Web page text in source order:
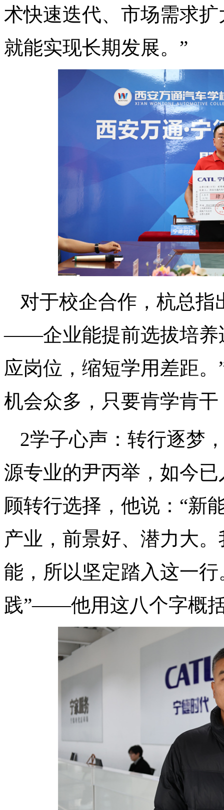
术快速迭代、市场需求
就能实现长期发展。”
对于校企合作，杭总指
——企业能提前选拔培养
应岗位，缩短学用差距
机会众多，只要肯学肯
2学子心声：转行逐梦
源专业的尹丙举，如今
顾转行选择，他说：“新
产业，前景好、潜力大
能，所以坚定踏入这一
践”——他用这八个字概